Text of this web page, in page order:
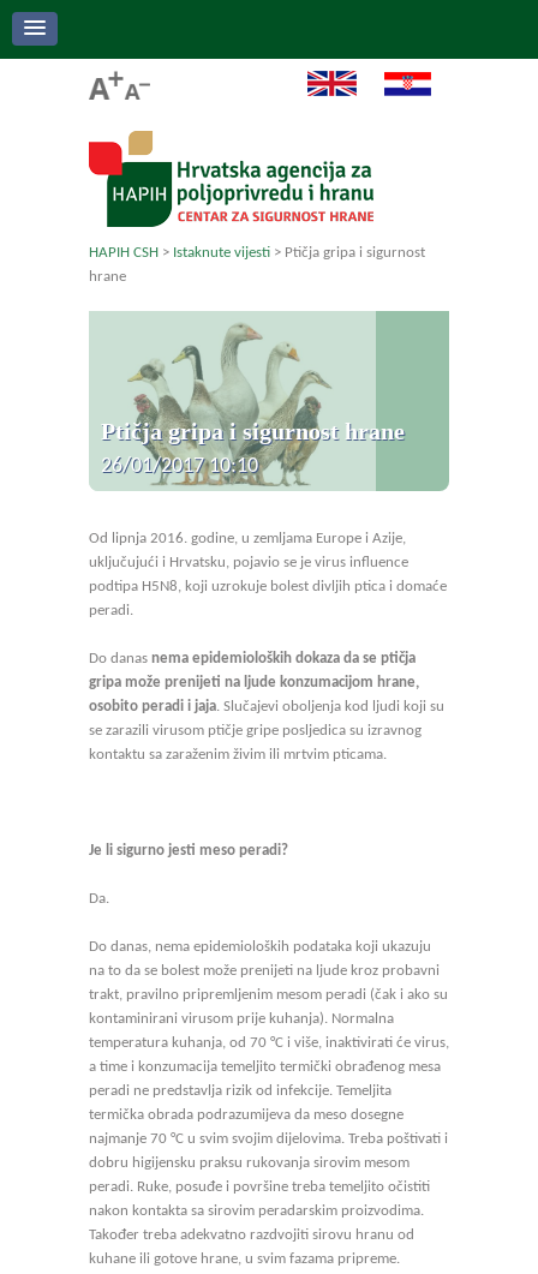
HAPIH CSH > Istaknute vijesti > Ptičja gripa i sigurnost
hrane
Ptičja gripa i sigurnost hrane
26/01/2017 10:10
Od lipnja 2016. godine, u zemljama Europe i Azije,
uključujući i Hrvatsku, pojavio se je virus influence
podtipa H5N8, koji uzrokuje bolest divljih ptica i domaće
peradi.
Do danas nema epidemioloških dokaza da se ptičja
gripa može prenijeti na ljude konzumacijom hrane,
osobito peradi i jaja. Slučajevi oboljenja kod ljudi koji su
se zarazili virusom ptičje gripe posljedica su izravnog
kontaktu sa zaraženim živim ili mrtvim pticama.
Je li sigurno jesti meso peradi?
Da.
Do danas, nema epidemioloških podataka koji ukazuju
na to da se bolest može prenijeti na ljude kroz probavni
trakt, pravilno pripremljenim mesom peradi (čak i ako su
kontaminirani virusom prije kuhanja). Normalna
temperatura kuhanja, od 70 °C i više, inaktivirati će virus,
a time i konzumacija temeljito termički obrađenog mesa
peradi ne predstavlja rizik od infekcije. Temeljita
termička obrada podrazumijeva da meso dosegne
najmanje 70 °C u svim svojim dijelovima. Treba poštivati i
dobru higijensku praksu rukovanja sirovim mesom
peradi. Ruke, posuđe i površine treba temeljito očistiti
nakon kontakta sa sirovim peradarskim proizvodima.
Također treba adekvatno razdvojiti sirovu hranu od
kuhane ili gotove hrane, u svim fazama pripreme.